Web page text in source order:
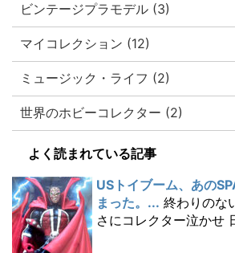
ビンテージプラモデル (3)
マイコレクション (12)
ミュージック・ライフ (2)
世界のホビーコレクター (2)
よく読まれている記事
USトイブーム、あの
まった。... 終わりのな
さにコレクター泣かせ